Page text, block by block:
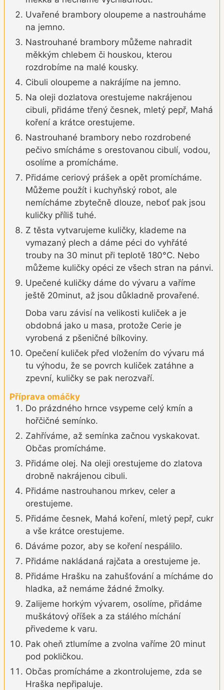
Uvařené brambory oloupeme a nastrouháme
na jemno.
Nastrouhané brambory můžeme nahradit
měkkým chlebem či houskou, kterou
rozdrobíme na malé kousky.
Cibuli oloupeme a nakrájíme na jemno.
Na oleji dozlatova orestujeme nakrájenou
cibuli, přidáme třený česnek, mletý pepř, Mahá
koření a krátce orestujeme.
Nastrouhané brambory nebo rozdrobené
pečivo smícháme s orestovanou cibulí, vodou,
osolíme a promícháme.
Přidáme ceriový prášek a opět promícháme.
Můžeme použít i kuchyňský robot, ale
nemícháme zbytečně dlouze, neboť pak jsou
kuličky příliš tuhé.
Z těsta vytvarujeme kuličky, klademe na
vymazaný plech a dáme péci do vyhřáté
trouby na 30 minut při teplotě 180°C. Nebo
můžeme kuličky opéci ze všech stran na pánvi.
Upečené kuličky dáme do vývaru a vaříme
ještě 20minut, až jsou důkladně provařené.
Doba varu závisí na velikosti kuliček a je
obdobná jako u masa, protože Cerie je
vyrobená z pšeničné bílkoviny.
Opečení kuliček před vložením do vývaru má
tu výhodu, že se povrch kuliček zatáhne a
zpevní, kuličky se pak nerozvaří.
Příprava omáčky
Do prázdného hrnce vsypeme celý kmín a
hořčičné semínko.
Zahříváme, až semínka začnou vyskakovat.
Občas promícháme.
Přidáme olej. Na oleji orestujeme do zlatova
drobně nakrájenou cibuli.
Přidáme nastrouhanou mrkev, celer a
orestujeme.
Přidáme česnek, Mahá koření, mletý pepř, cukr
a vše krátce orestujeme.
Dáváme pozor, aby se koření nespálilo.
Přidáme nakládaná rajčata a orestujeme je.
Přidáme Hrašku na zahušťování a mícháme do
hladka, až nemáme žádné žmolky.
Zalijeme horkým vývarem, osolíme, přidáme
muškátový oříšek a za stálého míchání
přivedeme k varu.
Pak oheň ztlumíme a zvolna vaříme 20 minut
pod pokličkou.
Občas promícháme a zkontrolujeme, zda se
Hraška nepřipaluje.